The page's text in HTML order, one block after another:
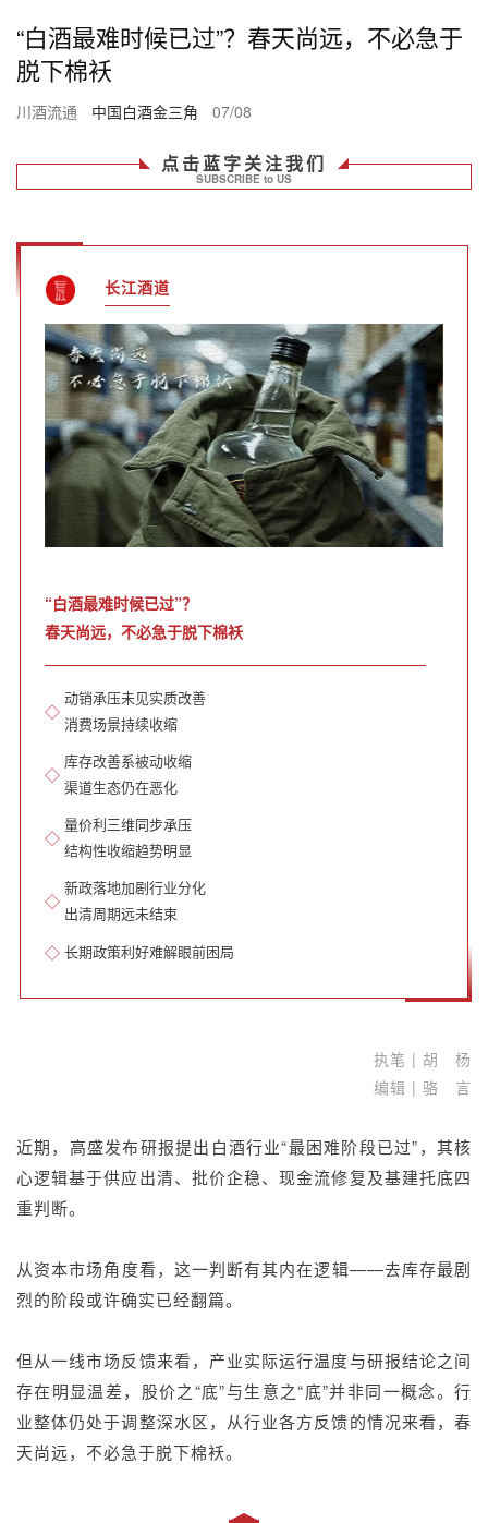
“白酒最难时候已过”？春天尚远，不必急于
脱下棉袄
川酒流通 中国白酒金三角 07/08
点击蓝字关注我们
SUBSCRIBE to US
长江酒道
“白酒最难时候已过”？
春天尚远，不必急于脱下棉袄
◇
动销承压未见实质改善
消费场景持续收缩
◇
库存改善系被动收缩
渠道生态仍在恶化
◇
量价利三维同步承压
结构性收缩趋势明显
◇
新政落地加剧行业分化
出清周期远未结束
◇ 长期政策利好难解眼前困局
执笔 | 胡 杨
编辑 | 骆 言
近期，高盛发布研报提出白酒行业“最困难阶段已过”，其核
心逻辑基于供应出清、批价企稳、现金流修复及基建托底四
重判断。
从资本市场角度看，这一判断有其内在逻辑——去库存最剧
烈的阶段或许确实已经翻篇。
但从一线市场反馈来看，产业实际运行温度与研报结论之间
存在明显温差，股价之“底”与生意之“底”并非同一概念。行
业整体仍处于调整深水区，从行业各方反馈的情况来看，春
天尚远，不必急于脱下棉袄。